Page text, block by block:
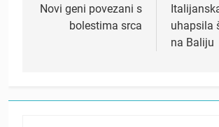
navigation
Novi geni povezani s
bolestima srca
uhapsila
na Baliju